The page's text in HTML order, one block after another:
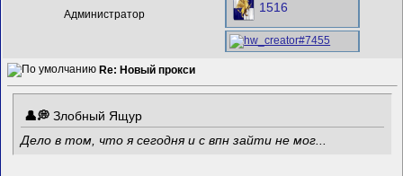
Администратор 1516
Re: Новый прокси
Злобный Ящур
Дело в том, что я сегодня и с впн зайти не мог...